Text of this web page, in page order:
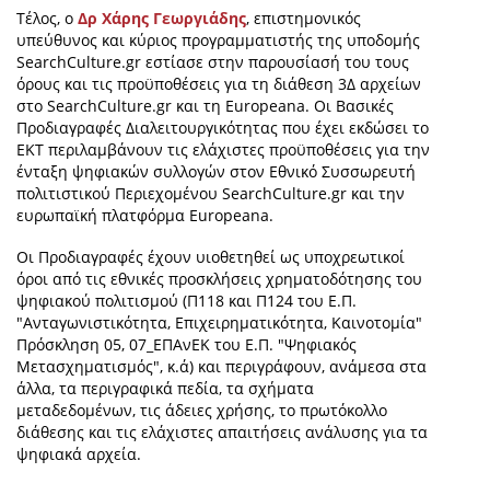
Τέλος, ο Δρ Χάρης Γεωργιάδης, επιστημονικός
υπεύθυνος και κύριος προγραμματιστής της υποδομής
SearchCulture.gr εστίασε στην παρουσίασή του τους
όρους και τις προϋποθέσεις για τη διάθεση 3Δ αρχείων
στο SearchCulture.gr και τη Europeana. Οι Βασικές
Προδιαγραφές Διαλειτουργικότητας που έχει εκδώσει το
ΕΚΤ περιλαμβάνουν τις ελάχιστες προϋποθέσεις για την
ένταξη ψηφιακών συλλογών στον Εθνικό Συσσωρευτή
πολιτιστικού Περιεχομένου SearchCulture.gr και την
ευρωπαϊκή πλατφόρμα Europeana.
Οι Προδιαγραφές έχουν υιοθετηθεί ως υποχρεωτικοί
όροι από τις εθνικές προσκλήσεις χρηματοδότησης του
ψηφιακού πολιτισμού (Π118 και ​ Π124 του Ε.Π.
"Ανταγωνιστικότητα, Επιχειρηματικότητα, Καινοτομία"
Πρόσκληση 05, 07_ΕΠΑνΕΚ του Ε.Π. "Ψηφιακός
Μετασχηματισμός", κ.ά) και περιγράφουν, ανάμεσα στα
άλλα, τα περιγραφικά πεδία, τα σχήματα
μεταδεδομένων, τις άδειες χρήσης, το πρωτόκολλο
διάθεσης και τις ελάχιστες απαιτήσεις ανάλυσης για τα
ψηφιακά αρχεία.